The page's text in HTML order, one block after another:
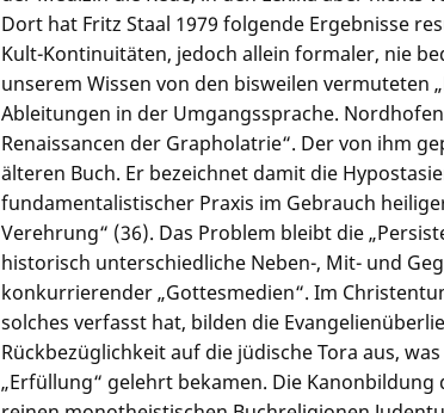
Dort hat Fritz Staal 1979 folgende Ergebnisse
Kult-Kontinuitäten, jedoch allein formaler, nie
unserem Wissen von den bisweilen vermuteten
Ableitungen in der Umgangssprache.
Renaissancen der Grapholatrie“. Der von ihm
älteren Buch. Er bezeichnet damit die
fundamentalistischer Praxis im Gebrauch
Verehrung“ (36). Das Problem bleibt die
historisch unterschiedliche Neben-, Mit- und
konkurrierender „Gottesmedien“. Im
solches verfasst hat, bilden die
Rückbezüglichkeit auf die jüdische Tora aus,
„Erfüllung“ gelehrt bekamen. Die